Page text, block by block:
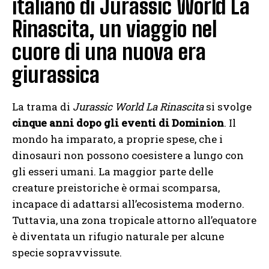
italiano di Jurassic World La
Rinascita, un viaggio nel
cuore di una nuova era
giurassica
La trama di Jurassic World La Rinascitasi svolge
cinque anni dopo gli eventi di Dominion. Il
mondo ha imparato, a proprie spese, che i
dinosauri non possono coesistere a lungo con
gli esseri umani. La maggior parte delle
creature preistoriche è ormai scomparsa,
incapace di adattarsi all’ecosistema moderno.
Tuttavia, una zona tropicale attorno all’equatore
è diventata un rifugio naturale per alcune
specie sopravvissute.